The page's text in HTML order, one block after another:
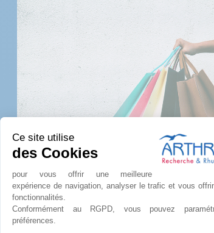
Ce site utilise
des Cookies
pour vous offrir une meilleure
expérience de navigation, analyser le trafic et vous
fonctionnalités.
Conformément au RGPD, vous pouvez
préférences.
LA BOUTIQUE